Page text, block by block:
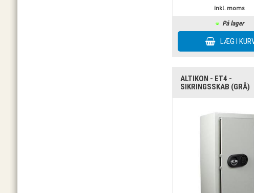
inkl. moms
På lager
ALTIKON - ET4 -
SIKRINGSSKAB (GRÅ)